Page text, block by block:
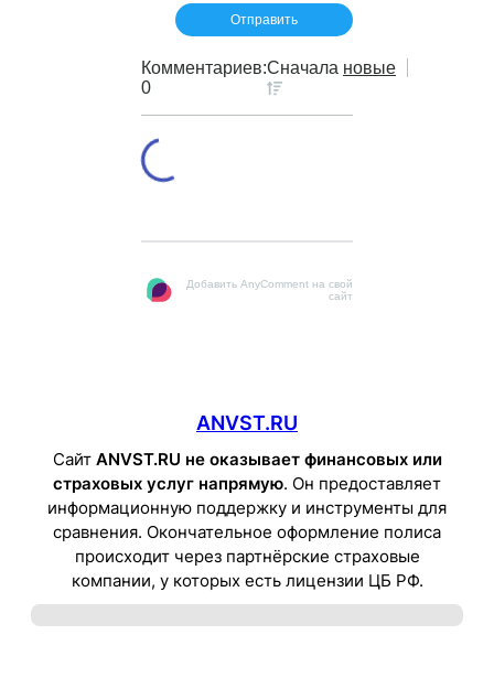
Комментариев:
0
Сначала новые
Добавить AnyComment на свой
сайт
ANVST.RU
Сайт ANVST.RU не оказывает финансовых или
страховых услуг напрямую. Он предоставляет
информационную поддержку и инструменты для
сравнения. Окончательное оформление полиса
происходит через партнёрские страховые
компании, у которых есть лицензии ЦБ РФ.